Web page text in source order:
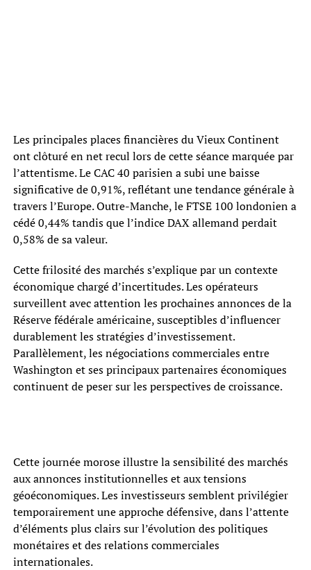
Les principales places financières du Vieux Continent
ont clôturé en net recul lors de cette séance marquée par
l’attentisme. Le CAC 40 parisien a subi une baisse
significative de 0,91%, reflétant une tendance générale à
travers l’Europe. Outre-Manche, le FTSE 100 londonien a
cédé 0,44% tandis que l’indice DAX allemand perdait
0,58% de sa valeur.
Cette frilosité des marchés s’explique par un contexte
économique chargé d’incertitudes. Les opérateurs
surveillent avec attention les prochaines annonces de la
Réserve fédérale américaine, susceptibles d’influencer
durablement les stratégies d’investissement.
Parallèlement, les négociations commerciales entre
Washington et ses principaux partenaires économiques
continuent de peser sur les perspectives de croissance.
Cette journée morose illustre la sensibilité des marchés
aux annonces institutionnelles et aux tensions
géoéconomiques. Les investisseurs semblent privilégier
temporairement une approche défensive, dans l’attente
d’éléments plus clairs sur l’évolution des politiques
monétaires et des relations commerciales
internationales.